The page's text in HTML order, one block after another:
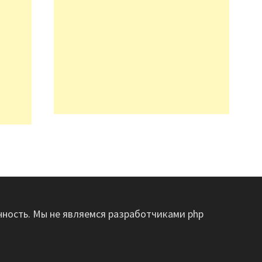
Мы не являемся разработчиками php